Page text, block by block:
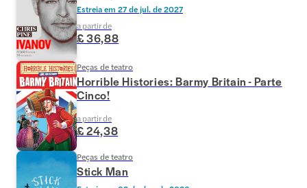
Estreia em 27 de jul. de 2027
a partir de
£ 36,88
Peças de teatro
Horrible Histories: Barmy Britain - Parte
Cinco!
a partir de
£ 24,38
Peças de teatro
Stick Man